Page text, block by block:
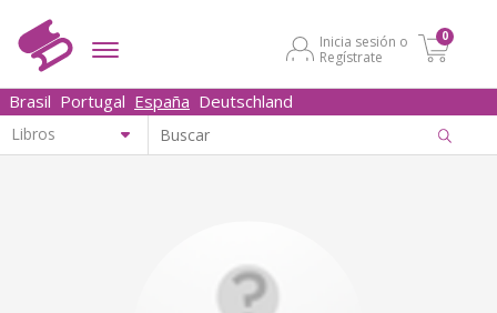
Inicia sesión o
Regístrate
0
Brasil Portugal España Deutschland